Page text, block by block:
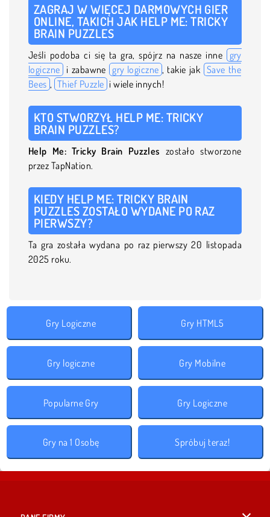
ZAGRAJ W WIĘCEJ DARMOWYCH GIER
ONLINE, TAKICH JAK HELP ME: TRICKY
BRAIN PUZZLES
Jeśli podoba ci się ta gra, spójrz na nasze inne gry
logiczne i zabawne gry logiczne , takie jak Save the
Bees , Thief Puzzle i wiele innych!
KTO STWORZYŁ HELP ME: TRICKY
BRAIN PUZZLES?
Help Me: Tricky Brain Puzzles zostało stworzone
przez TapNation.
KIEDY HELP ME: TRICKY BRAIN
PUZZLES ZOSTAŁO WYDANE PO RAZ
PIERWSZY?
Ta gra została wydana po raz pierwszy 20 listopada
2025 roku.
Gry Logiczne Gry HTML5
Gry logiczne Gry Mobilne
Popularne Gry Gry Logiczne
Gry na 1 Osobę Spróbuj teraz!